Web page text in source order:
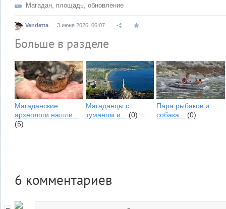
Магадан площадь обновление
Vendetta 3 июня 2026, 06:07
Больше в разделе
Магаданские
археологи нашли...
(5)
Магаданцы с
туманом и... (0)
Пара рыбаков и
собака... (0)
6 комментариев